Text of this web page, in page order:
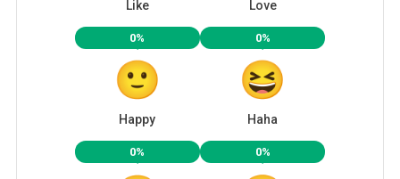
Like Love
0%
Happy
0%
Haha
0% 0%